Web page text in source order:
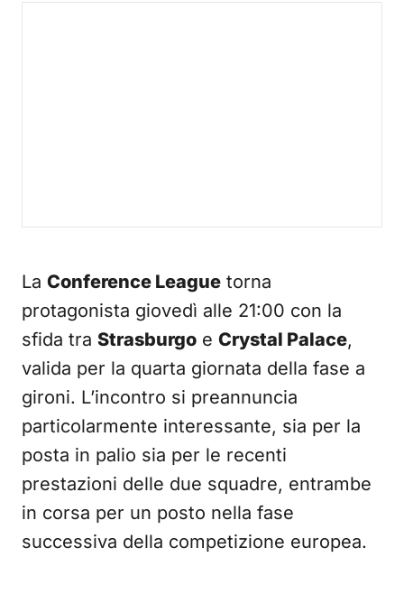
La Conference League torna
protagonista giovedì alle 21:00 con la
sfida tra Strasburgo e Crystal Palace,
valida per la quarta giornata della fase a
gironi. L’incontro si preannuncia
particolarmente interessante, sia per la
posta in palio sia per le recenti
prestazioni delle due squadre, entrambe
in corsa per un posto nella fase
successiva della competizione europea.